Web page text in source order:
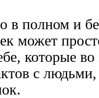
в полном и
может
которые
с